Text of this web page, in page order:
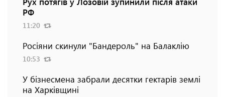
РФ
11:20
Росіяни скинули "Бандероль" на Балаклію
10:53
У бізнесмена забрали десятки гектарів землі
на Харківщині